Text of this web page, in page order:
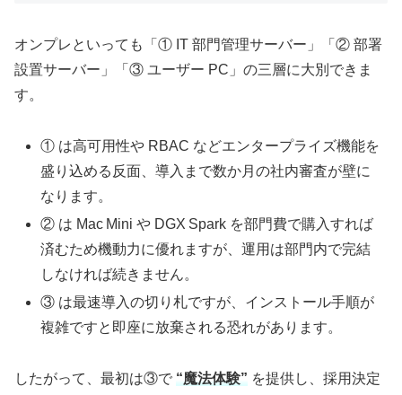
オンプレといっても「① IT 部門管理サーバー」「② 部署
設置サーバー」「③ ユーザー PC」の三層に大別できま
す。
① は高可用性や RBAC などエンタープライズ機能を
盛り込める反面、導入まで数か月の社内審査が壁に
なります。
② は Mac Mini や DGX Spark を部門費で購入すれば
済むため機動力に優れますが、運用は部門内で完結
しなければ続きません。
③ は最速導入の切り札ですが、インストール手順が
複雑ですと即座に放棄される恐れがあります。
したがって、最初は③で “魔法体験” を提供し、採用決定